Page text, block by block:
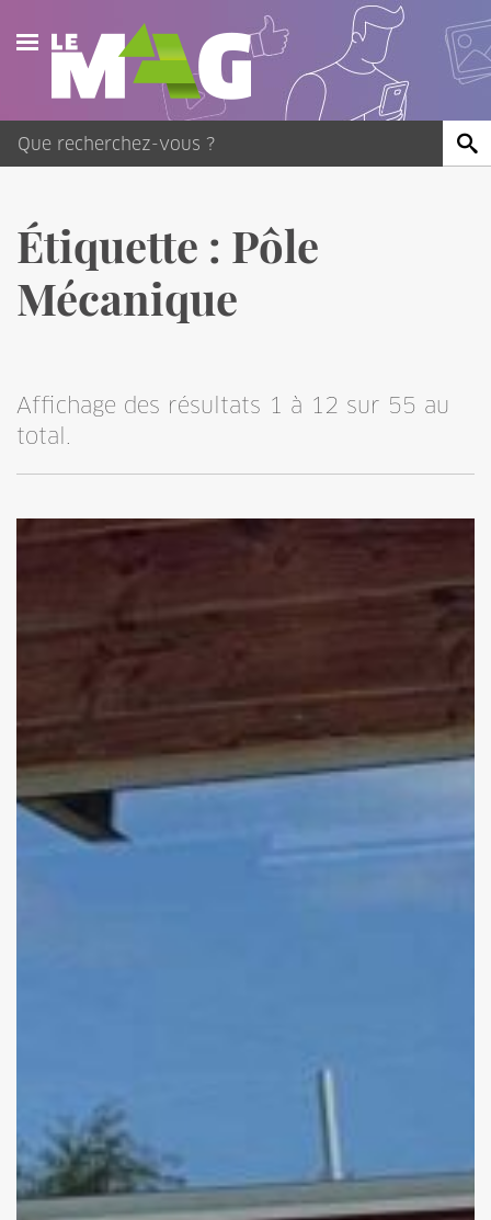
Actualités
Agenda
Vidéos
Contact
Étiquette : Pôle
Mécanique
Affichage des résultats 1 à 12 sur 55 au
total.